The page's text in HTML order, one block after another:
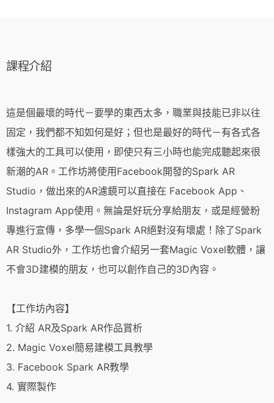
課程介紹
這是個最壞的時代－要學的東西太多，職業與技能已非以往
固定，我們都不知如何是好；但也是最好的時代－有各式各
樣強大的工具可以使用，即使只有三小時也能完成聽起來很
新潮的AR。工作坊將使用Facebook開發的Spark AR
Studio，做出來的AR濾鏡可以直接在 Facebook App、
Instagram App使用。無論是好玩分享給朋友，或是經營粉
專進行宣傳，多學一個Spark AR絕對沒有壞處！除了Spark
AR Studio外，工作坊也會介紹另一套Magic Voxel軟體，讓
不會3D建模的朋友，也可以創作自己的3D內容。
【工作坊內容】
1. 介紹 AR及Spark AR作品賞析
2. Magic Voxel簡易建模工具教學
3. Facebook Spark AR教學
4. 實際製作